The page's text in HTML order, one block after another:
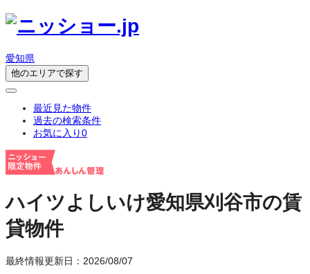
愛知県
他のエリアで探す
最近見た物件
過去の検索条件
お気に入り0
ハイツよしいけ愛知県刈谷市の賃
貸物件
最終情報更新日：2026/08/07